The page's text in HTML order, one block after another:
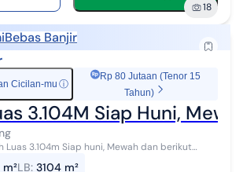
18
Bebas Banjir
Cicilan-mu ⓘ
Rp 80 Jutaan (Tenor 15
Tahun)
3.104M Siap Huni,
Luas 3.104m Siap huni, Mewah dan berikut
Cikupa Tangerang Luas Tanah:
LB: 3104 m²